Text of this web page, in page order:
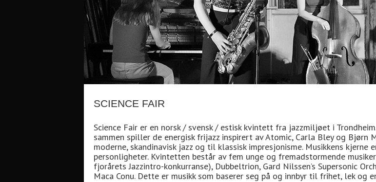
SCIENCE FAIR
Science Fair er en norsk / svensk / estisk kvintett fra jazzmiljøet i
sammen spiller de energisk frijazz inspirert av Atomic, Carla Bley og
moderne, skandinavisk jazz og til klassisk impresjonisme. Musikkens
personligheter. Kvintetten består av fem unge og fremadstormende
fjorårets Jazzintro-konkurranse), Dubbeltrion, Gard Nilssen’s Supersonic
Maca Conu. Dette er musikk som baserer seg på og innbyr til frihet, lek og